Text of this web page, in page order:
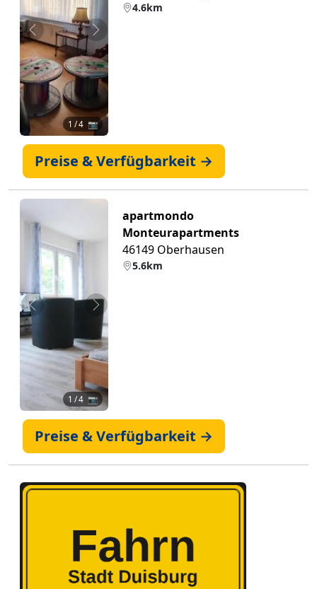
Zurück Weiter
1 / 4 📷
4.6km
Preise & Verfügbarkeit →
Zurück Weiter
1 / 4 📷
apartmondo
Monteurapartments
46149 Oberhausen
5.6km
Preise & Verfügbarkeit →